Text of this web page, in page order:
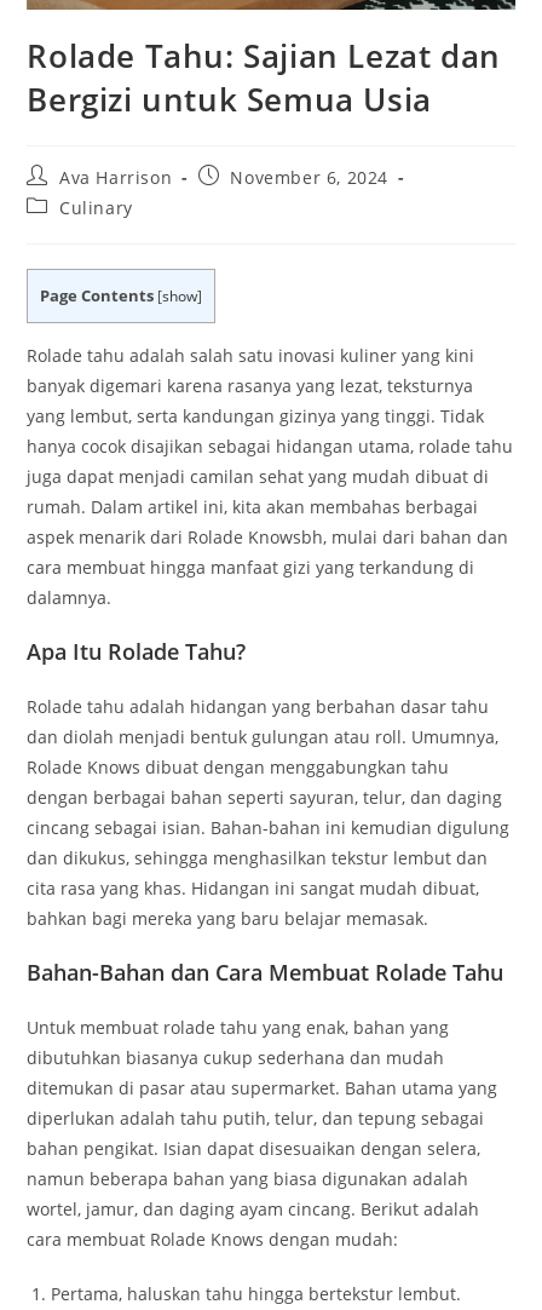
Rolade Tahu: Sajian Lezat dan
Bergizi untuk Semua Usia
Post
author:
Ava Harrison
PostNovember 6, 2024
PostCulinary
Page Contents [show]
Rolade tahu adalah salah satu inovasi kuliner yang kini
banyak digemari karena rasanya yang lezat, teksturnya
yang lembut, serta kandungan gizinya yang tinggi. Tidak
hanya cocok disajikan sebagai hidangan utama, rolade tahu
juga dapat menjadi camilan sehat yang mudah dibuat di
rumah. Dalam artikel ini, kita akan membahas berbagai
aspek menarik dari Rolade Knowsbh, mulai dari bahan dan
cara membuat hingga manfaat gizi yang terkandung di
dalamnya.
Apa Itu Rolade Tahu?
Rolade tahu adalah hidangan yang berbahan dasar tahu
dan diolah menjadi bentuk gulungan atau roll. Umumnya,
Rolade Knows dibuat dengan menggabungkan tahu
dengan berbagai bahan seperti sayuran, telur, dan daging
cincang sebagai isian. Bahan-bahan ini kemudian digulung
dan dikukus, sehingga menghasilkan tekstur lembut dan
cita rasa yang khas. Hidangan ini sangat mudah dibuat,
bahkan bagi mereka yang baru belajar memasak.
Bahan-Bahan dan Cara Membuat Rolade Tahu
Untuk membuat rolade tahu yang enak, bahan yang
dibutuhkan biasanya cukup sederhana dan mudah
ditemukan di pasar atau supermarket. Bahan utama yang
diperlukan adalah tahu putih, telur, dan tepung sebagai
bahan pengikat. Isian dapat disesuaikan dengan selera,
namun beberapa bahan yang biasa digunakan adalah
wortel, jamur, dan daging ayam cincang. Berikut adalah
cara membuat Rolade Knows dengan mudah:
Pertama, haluskan tahu hingga bertekstur lembut.